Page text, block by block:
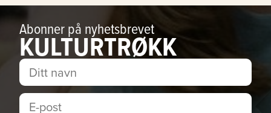
Abonner på nyhetsbrevet
KULTURTRØKK